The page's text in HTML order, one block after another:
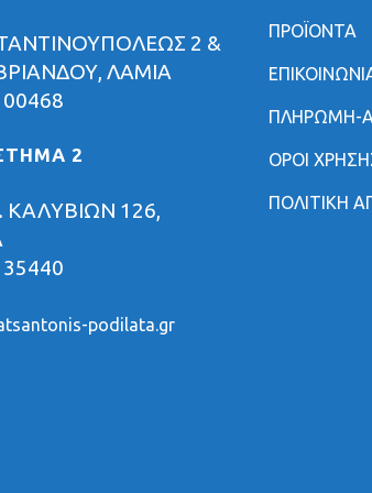
2 &
ΛΑΜΙΑ
2
126,
podilata.gr
ΠΡΟΪΟΝΤΑ
ΠΛΗΡΩΜΗ-
ΟΡΟΙ
ΠΟΛΙΤΙΚΗ